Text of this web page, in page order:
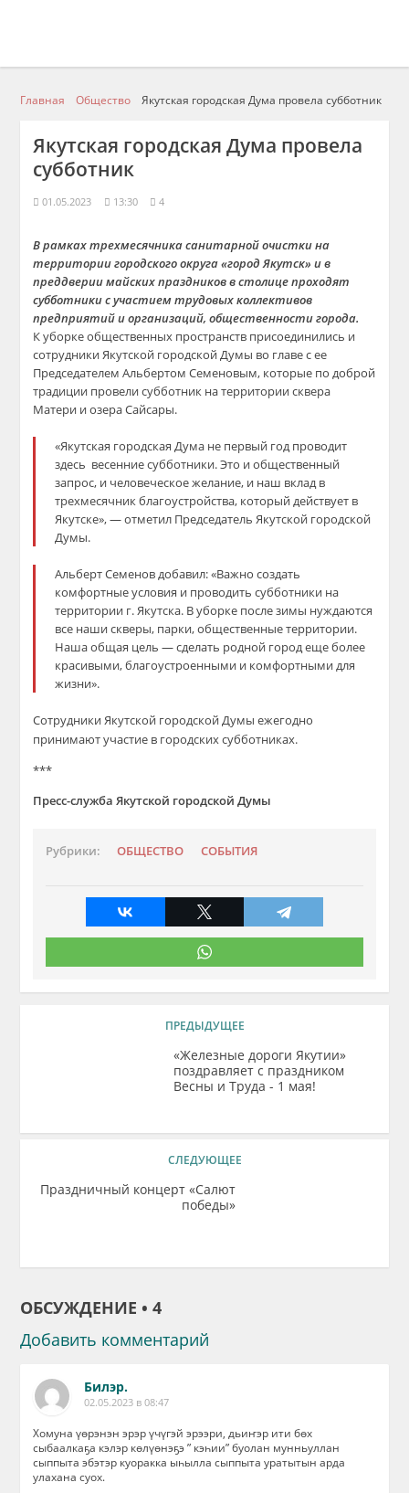
Главная Общество Якутская городская Дума провела субботник
Якутская городская Дума провела
субботник
01.05.2023 13:30 4
В рамках трехмесячника санитарной очистки на
территории городского округа «город Якутск» и в
преддверии майских праздников в столице проходят
субботники с участием трудовых коллективов
предприятий и организаций, общественности города.
К уборке общественных пространств присоединились и
сотрудники Якутской городской Думы во главе с ее
Председателем Альбертом Семеновым, которые по доброй
традиции провели субботник на территории сквера
Матери и озера Сайсары.
«Якутская городская Дума не первый год проводит
здесь весенние субботники. Это и общественный
запрос, и человеческое желание, и наш вклад в
трехмесячник благоустройства, который действует в
Якутске», — отметил Председатель Якутской городской
Думы.
Альберт Семенов добавил: «Важно создать
комфортные условия и проводить субботники на
территории г. Якутска. В уборке после зимы нуждаются
все наши скверы, парки, общественные территории.
Наша общая цель — сделать родной город еще более
красивыми, благоустроенными и комфортными для
жизни».
Сотрудники Якутской городской Думы ежегодно
принимают участие в городских субботниках.
***
Пресс-служба Якутской городской Думы
Рубрики: ОБЩЕСТВО СОБЫТИЯ
ПРЕДЫДУЩЕЕ
«Железные дороги Якутии»
поздравляет с праздником
Весны и Труда - 1 мая!
СЛЕДУЮЩЕЕ
Праздничный концерт «Салют
победы»
ОБСУЖДЕНИЕ • 4
Добавить комментарий
Билэр.
02.05.2023 в 08:47
Хомуна үөрэнэн эрэр үчүгэй эрээри, дьиҥэр ити бөх
сыбаалкаҕа кэлэр көлүөнэҕэ ” кэһии” буолан мунньуллан
сыппыта эбэтэр куоракка ыһылла сыппыта уратытын арда
улахана суох.